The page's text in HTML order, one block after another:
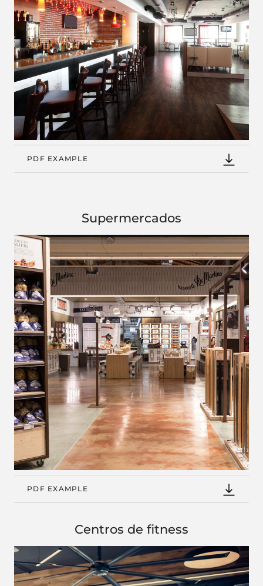
PDF EXAMPLE
Supermercados
PDF EXAMPLE
Centros de fitness